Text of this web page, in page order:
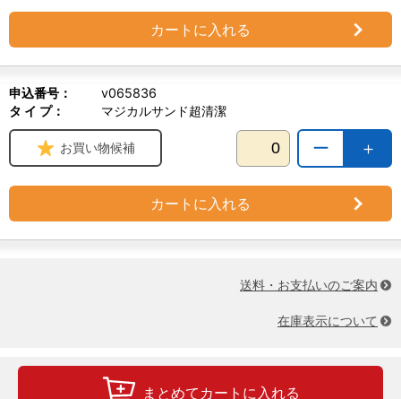
カートに入れる
申込番号：
v065836
タ イ プ：
マジカルサンド超清潔
＋
ー
お買い物候補
カートに入れる
送料・お支払いのご案内
在庫表示について
まとめてカートに入れる